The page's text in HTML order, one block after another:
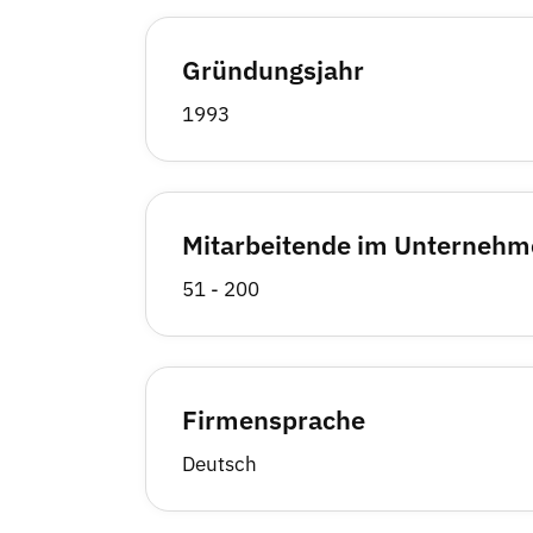
Gründungsjahr
1993
Mitarbeitende im
51 - 200
Firmensprache
Deutsch